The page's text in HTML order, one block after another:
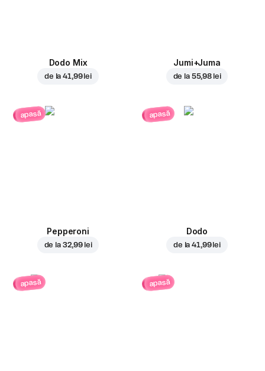
Dodo Mix
de la41,99 lei
Jumi+Juma
de la 55,98 lei
apasă
Pepperoni
de la 32,99 lei
apasă
Dodo
de la41,99 lei
apasă apasă